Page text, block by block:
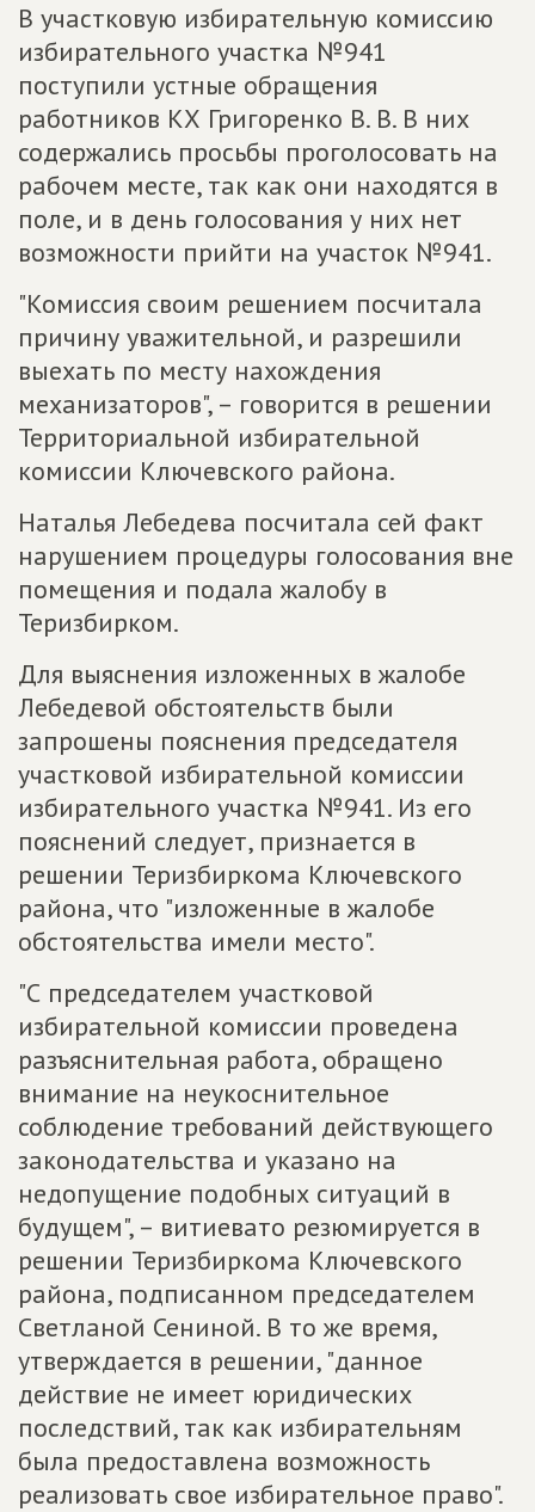
В участковую избирательную комиссию
избирательного участка №941
поступили устные обращения
работников КХ Григоренко В. В. В них
содержались просьбы проголосовать на
рабочем месте, так как они находятся в
поле, и в день голосования у них нет
возможности прийти на участок №941.
"Комиссия своим решением посчитала
причину уважительной, и разрешили
выехать по месту нахождения
механизаторов", – говорится в решении
Территориальной избирательной
комиссии Ключевского района.
Наталья Лебедева посчитала сей факт
нарушением процедуры голосования вне
помещения и подала жалобу в
Теризбирком.
Для выяснения изложенных в жалобе
Лебедевой обстоятельств были
запрошены пояснения председателя
участковой избирательной комиссии
избирательного участка №941. Из его
пояснений следует, признается в
решении Теризбиркома Ключевского
района, что "изложенные в жалобе
обстоятельства имели место".
"С председателем участковой
избирательной комиссии проведена
разъяснительная работа, обращено
внимание на неукоснительное
соблюдение требований действующего
законодательства и указано на
недопущение подобных ситуаций в
будущем", – витиевато резюмируется в
решении Теризбиркома Ключевского
района, подписанном председателем
Светланой Сениной. В то же время,
утверждается в решении, "данное
действие не имеет юридических
последствий, так как избирательням
была предоставлена возможность
реализовать свое избирательное право".